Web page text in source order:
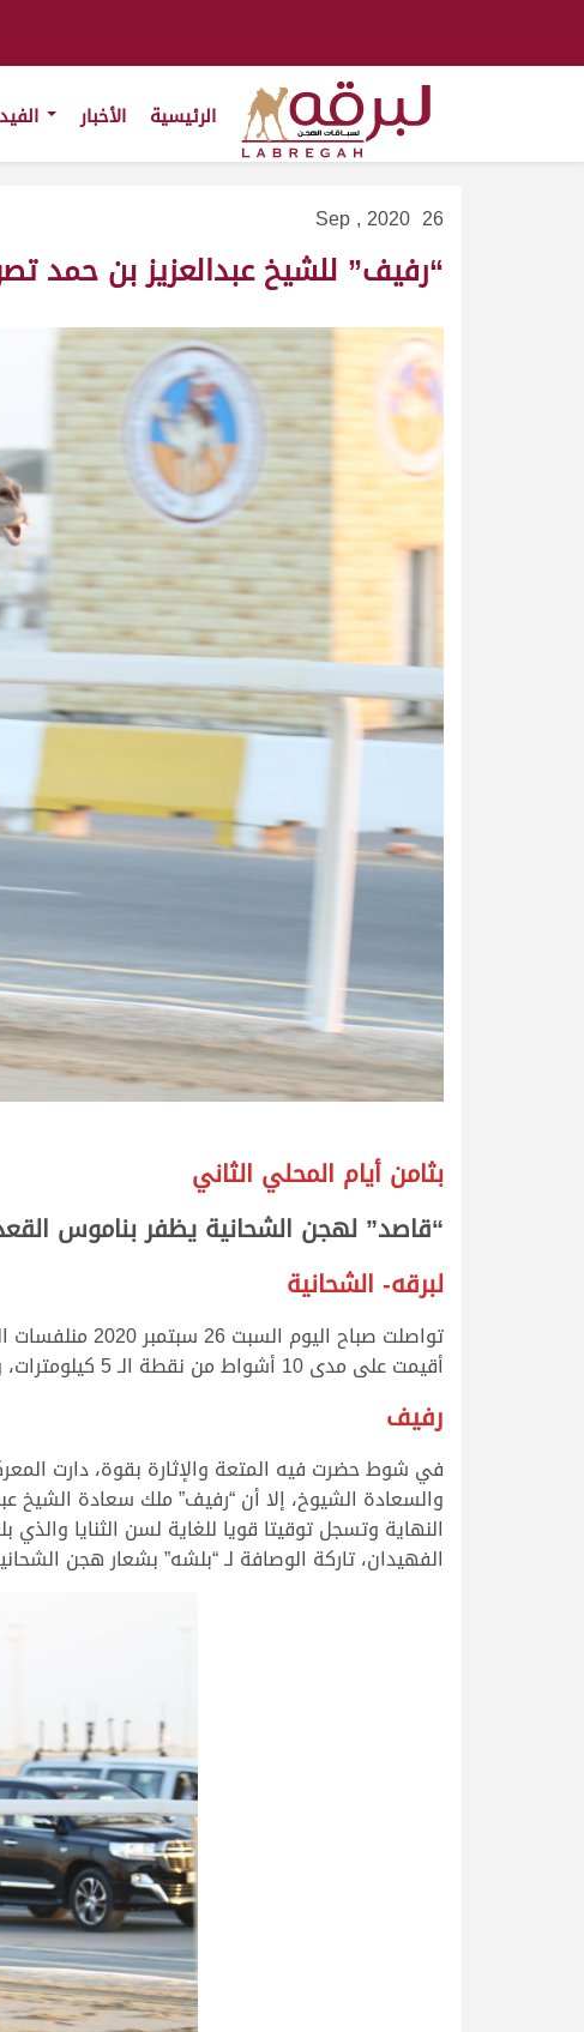
الرئيسية الأخبار
26 Sep , 2020
“رفيف” للشيخ عبدالعزيز بن حمد
بثامن أيام المحلي الثاني
“قاصد” لهجن الشحانية يظفر بناموس
لبرقه- الشحانية
تواصلت صباح
أقيمت على مدى 10 أشواط من نقطة الـ 5 كيلومترات، وفيها..
رفيف
والسعادة الشيوخ، إلا أن “رفيف” ملك سعادة الشيخ
الفهيدان، تاركة الوصافة لـ “بلشه” بشعار هجن